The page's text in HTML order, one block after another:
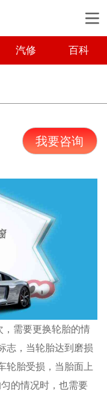
汽修 百科
我要咨询
需要更换轮胎的情
志，当轮胎达到磨损
轮胎受损，当胎面上
的情况时，也需要